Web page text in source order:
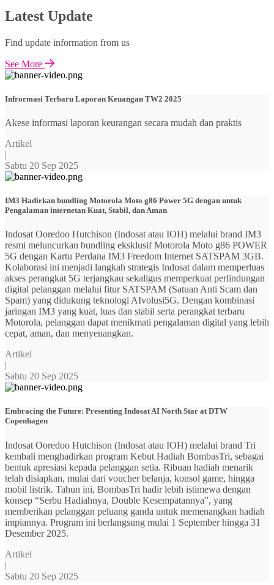
Latest Update
Find update information from us
See More
Infrormasi Terbaru Laporan Keuangan TW2 2025
Akese informasi laporan keurangan secara mudah dan praktis
Artikel
|
Sabtu 20 Sep 2025
IM3 Hadirkan bundling Motorola Moto g86 Power 5G dengan untuk
Pengalaman internetan Kuat, Stabil, dan Aman
Indosat Ooredoo Hutchison (Indosat atau IOH) melalui brand IM3
resmi meluncurkan bundling eksklusif Motorola Moto g86 POWER
5G dengan Kartu Perdana IM3 Freedom Internet SATSPAM 3GB.
Kolaborasi ini menjadi langkah strategis Indosat dalam memperluas
akses perangkat 5G terjangkau sekaligus memperkuat perlindungan
digital pelanggan melalui fitur SATSPAM (Satuan Anti Scam dan
Spam) yang didukung teknologi AIvolusi5G. Dengan kombinasi
jaringan IM3 yang kuat, luas dan stabil serta perangkat terbaru
Motorola, pelanggan dapat menikmati pengalaman digital yang lebih
cepat, aman, dan menyenangkan.
Artikel
|
Sabtu 20 Sep 2025
Embracing the Future: Presenting Indosat AI North Star at DTW
Copenhagen
Indosat Ooredoo Hutchison (Indosat atau IOH) melalui brand Tri
kembali menghadirkan program Kebut Hadiah BombasTri, sebagai
bentuk apresiasi kepada pelanggan setia. Ribuan hadiah menarik
telah disiapkan, mulai dari voucher belanja, konsol game, hingga
mobil listrik. Tahun ini, BombasTri hadir lebih istimewa dengan
konsep “Serbu Hadiahnya, Double Kesempatannya”, yang
memberikan pelanggan peluang ganda untuk memenangkan hadiah
impiannya. Program ini berlangsung mulai 1 September hingga 31
Desember 2025.
Artikel
|
Sabtu 20 Sep 2025